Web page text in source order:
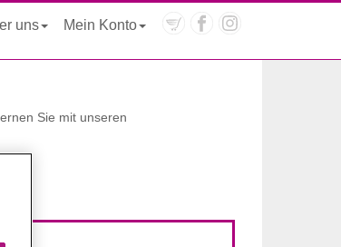
uns Mein Konto
Sie mit unseren